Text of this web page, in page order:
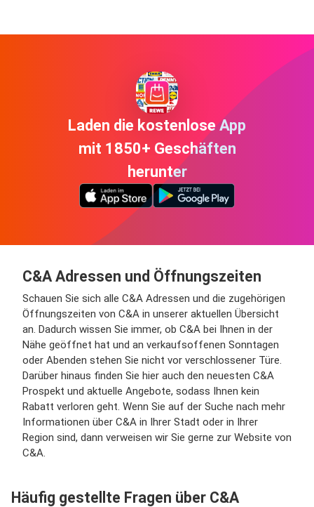
Laden die kostenlose App
mit 1850+ Geschäften
herunter
C&A Adressen und Öffnungszeiten
Schauen Sie sich alle C&A Adressen und die zugehörigen
Öffnungszeiten von C&A in unserer aktuellen Übersicht
an. Dadurch wissen Sie immer, ob C&A bei Ihnen in der
Nähe geöffnet hat und an verkaufsoffenen Sonntagen
oder Abenden stehen Sie nicht vor verschlossener Türe.
Darüber hinaus finden Sie hier auch den neuesten C&A
Prospekt und aktuelle Angebote, sodass Ihnen kein
Rabatt verloren geht. Wenn Sie auf der Suche nach mehr
Informationen über C&A in Ihrer Stadt oder in Ihrer
Region sind, dann verweisen wir Sie gerne zur Website von
C&A.
Häufig gestellte Fragen über C&A